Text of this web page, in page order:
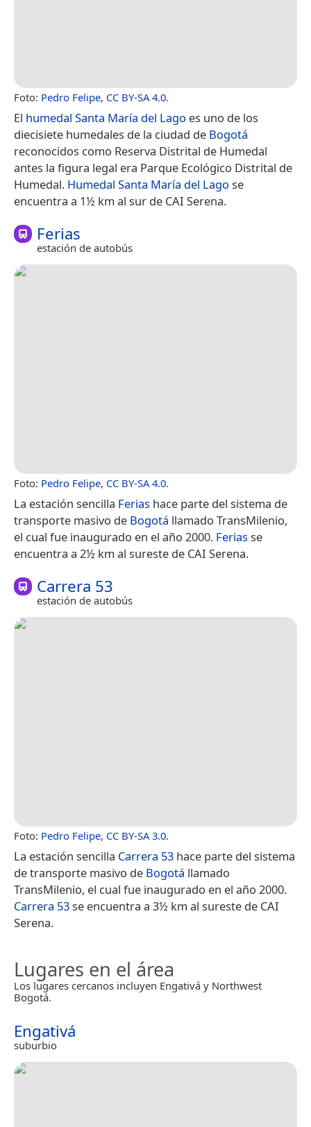
Foto: Pedro Felipe, CC BY-SA 4.0.
El humedal Santa María del Lago es uno de los
diecisiete humedales de la ciudad de Bogotá
reconocidos como Reserva Distrital de Humedal ​
antes la figura legal era Parque Ecológico Distrital de
Humedal. Humedal Santa María del Lago se
encuentra a 1½ km al sur de CAI Serena.
Ferias
estación de autobús
Foto: Pedro Felipe, CC BY-SA 4.0.
La estación sencilla Ferias hace parte del sistema de
transporte masivo de Bogotá llamado TransMilenio,
el cual fue inaugurado en el año 2000. Feriasse
encuentra a 2½ km al sureste de CAI Serena.
Carrera 53
estación de autobús
Foto: Pedro Felipe, CC BY-SA 3.0.
La estación sencilla Carrera 53 hace parte del sistema
de transporte masivo de Bogotá llamado
TransMilenio, el cual fue inaugurado en el año 2000.
Carrera 53se encuentra a 3½ km al sureste de CAI
Serena.
Lugares en el área
Los lugares cercanos incluyen Engativá y Northwest
Bogotá.
Engativá
suburbio